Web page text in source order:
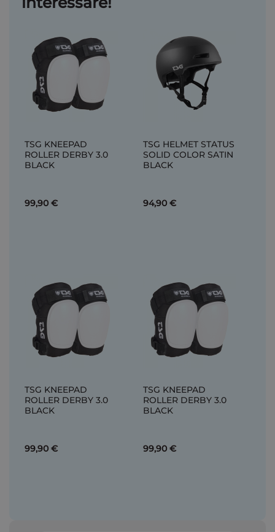
TSG KNEEPAD
ROLLER DERBY 3.0
BLACK
99,90 €
TSG HELMET STATUS
SOLID COLOR SATIN
BLACK
94,90 €
TSG KNEEPAD
ROLLER DERBY 3.0
BLACK
99,90 €
TSG KNEEPAD
ROLLER DERBY 3.0
BLACK
99,90 €